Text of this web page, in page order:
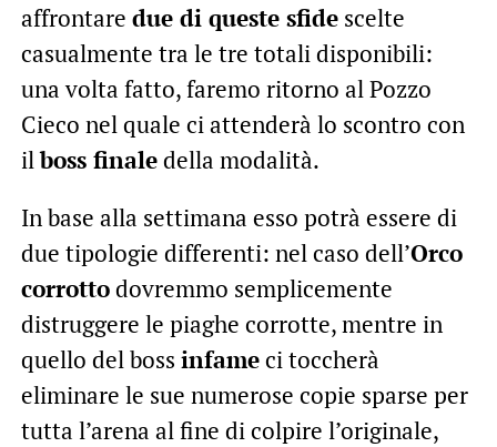
affrontare due di queste sfidescelte
casualmente tra le tre totali disponibili:
una volta fatto, faremo ritorno al Pozzo
Cieco nel quale ci attenderà lo scontro con
ilboss finaledella modalità.
In base alla settimana esso potrà essere di
due tipologie differenti: nel caso dell’Orco
corrottodovremmo semplicemente
distruggere le piaghe corrotte, mentre in
quello del boss infameci toccherà
eliminare le sue numerose copie sparse per
tutta l’arena al fine di colpire l’originale,